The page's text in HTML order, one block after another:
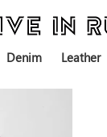
Denim Leather